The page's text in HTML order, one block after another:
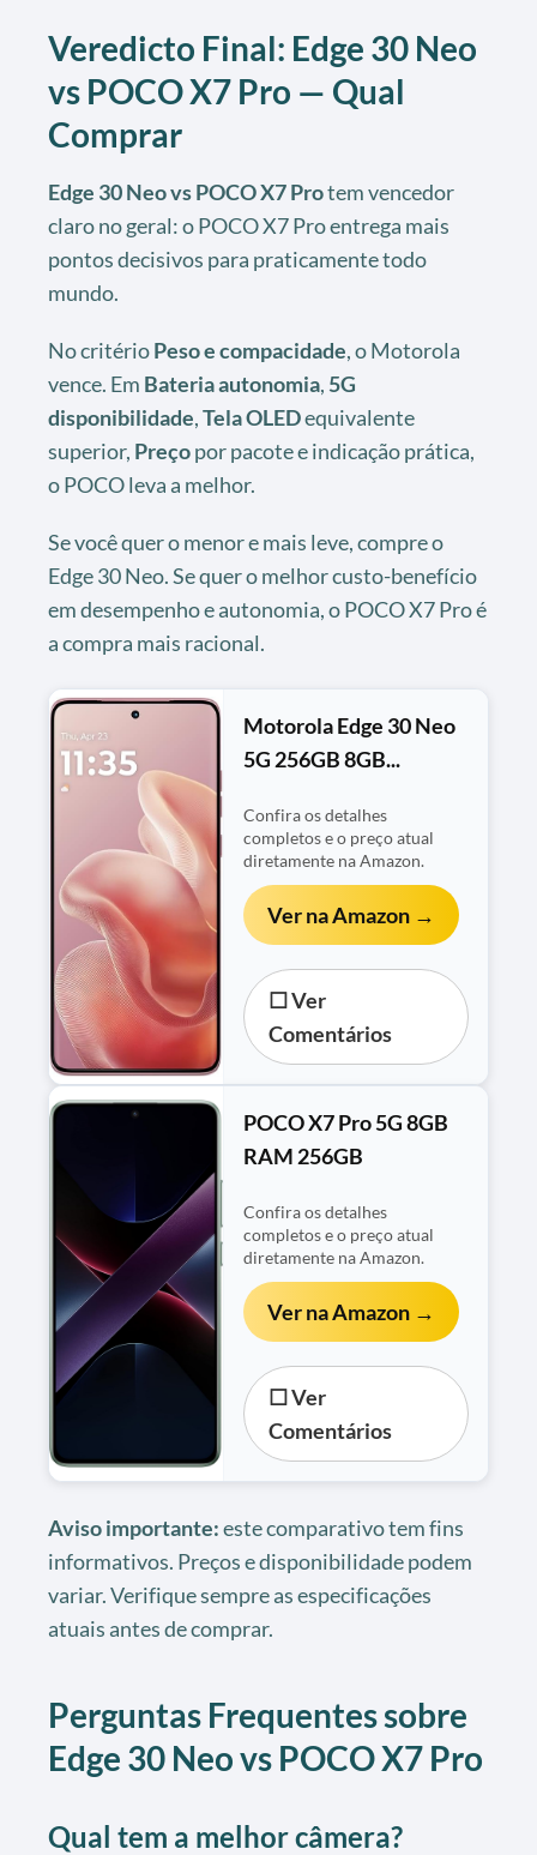
Veredicto Final: Edge 30 Neo
vs POCO X7 Pro — Qual
Comprar
Edge 30 Neo vs POCO X7 Protem vencedor
claro no geral: o POCO X7 Pro entrega mais
pontos decisivos para praticamente todo
mundo.
No critérioPeso e compacidade, o Motorola
vence. Em Bateria autonomia, 5G
disponibilidade,Tela OLEDequivalente
superior, Preçopor pacote e indicação prática,
o POCO leva a melhor.
Se você quer o menor e mais leve, compre o
Edge 30 Neo. Se quer o melhor custo-benefício
em desempenho e autonomia, o POCO X7 Pro é
a compra mais racional.
Motorola Edge 30 Neo
5G 256GB 8GB...
Confira os detalhes
completos e o preço atual
diretamente na Amazon.
Ver na Amazon →
☐ Ver
Comentários
POCO X7 Pro 5G 8GB
RAM 256GB
Confira os detalhes
completos e o preço atual
diretamente na Amazon.
Ver na Amazon →
☐ Ver
Comentários
Aviso importante:este comparativo tem fins
informativos. Preços e disponibilidade podem
variar. Verifique sempre as especificações
atuais antes de comprar.
Perguntas Frequentes sobre
Edge 30 Neo vs POCO X7 Pro
Qual tem a melhor câmera?